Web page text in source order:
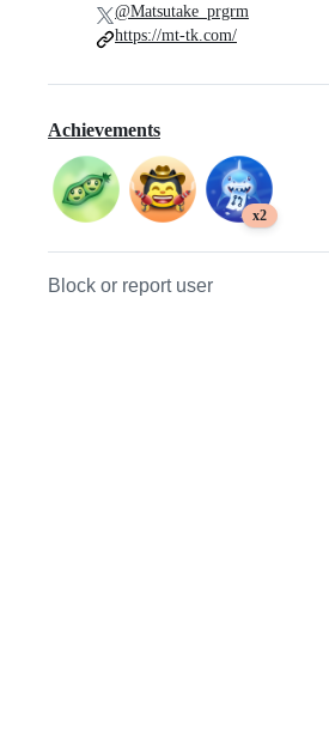
@Matsutake_prgrm
https://mt-tk.com/
Achievements
x2
Block or report user